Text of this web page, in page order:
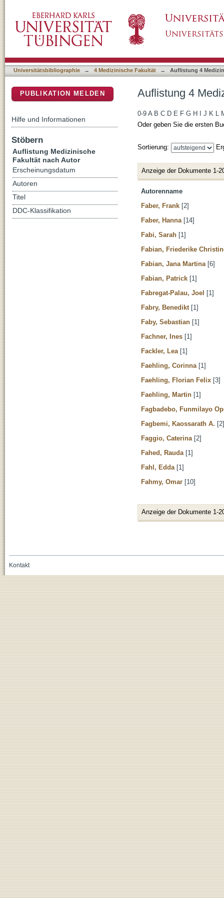
Universitätsbibliographie → 4 Medizinische Fakultät → Auflistung 4
Auflistung 4
0-9 A B C D E F G H J K L
Oder geben Sie die ersten
Sortierung:
Anzeige der Dokumente 1-
Autorenname
Faber, Frank [2]
Faber, Hanna [14]
Fabi, Sarah [1]
Fabian, Friederike
Fabian, Jana Martina [6]
Fabian, Patrick [1]
Fabregat-Palau, Joel [1]
Fabry, Benedikt [1]
Faby, Sebastian [1]
Fachner, Ines [1]
Fackler, Lea [1]
Faehling, Corinna [1]
Faehling, Florian Felix [3]
Faehling, Martin [1]
Fagbadebo, Funmilayo
Fagbemi, Kaossarath A. [2]
Faggio, Caterina [2]
Fahed, Rauda [1]
Fahl, Edda [1]
Fahmy, Omar [10]
Anzeige der Dokumente 1-
PUBLIKATION MELDEN
Hilfe und Informationen
Stöbern
Auflistung Medizinische
Fakultät nach Autor
Erscheinungsdatum
Autoren
Titel
DDC-Klassifikation
Kontakt